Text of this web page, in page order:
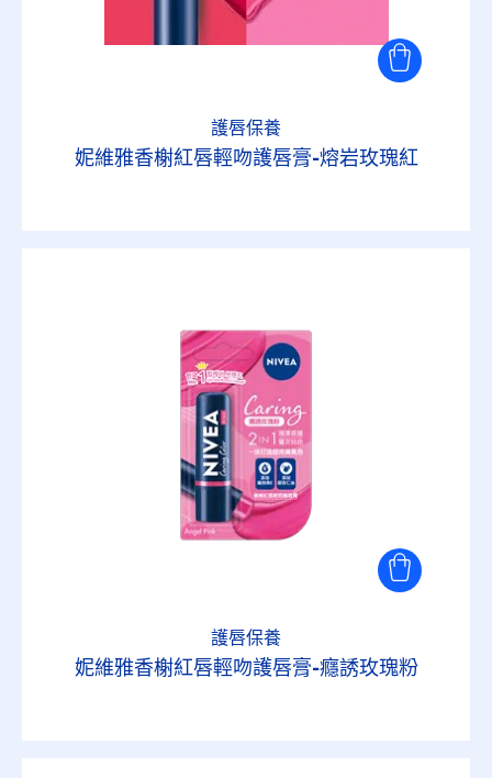
護唇保養
妮維雅香榭紅唇輕吻護唇膏-熔岩玫瑰紅
護唇保養
妮維雅香榭紅唇輕吻護唇膏-癮誘玫瑰粉